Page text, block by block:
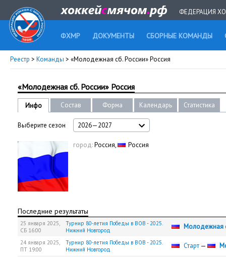
ФЕДЕРАЦИЯ
ФХМР ДОКУМЕНТЫ СБОРНЫЕ КОМАНДЫ
Реестр > Команды > «Молодежная сб. России» Россия
«Молодежная сб. России» Россия
Инфо Состав Форма Календарь Статистика
Выберите сезон 2026—2027
город:Россия, Россия
Последние результаты
25 января 2025,
СБ 16:00
Турнир 80-летия Победы в ВОВ - 2025.
Нижний Новгород
Молодежная
24 января 2025,
ПТ 19:00
Турнир 80-летия Победы в ВОВ - 2025.
Нижний Новгород
Старт —